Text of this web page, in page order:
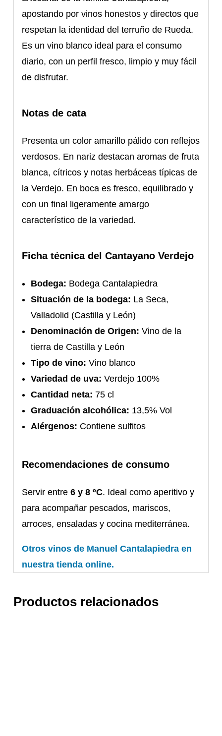
apostando por vinos honestos y directos que
respetan la identidad del terruño de Rueda.
Es un vino blanco ideal para el consumo
diario, con un perfil fresco, limpio y muy fácil
de disfrutar.
Notas de cata
Presenta un color amarillo pálido con reflejos
verdosos. En nariz destacan aromas de fruta
blanca, cítricos y notas herbáceas típicas de
la Verdejo. En boca es fresco, equilibrado y
con un final ligeramente amargo
característico de la variedad.
Ficha técnica del Cantayano Verdejo
Bodega: Bodega Cantalapiedra
Situación de la bodega: La Seca,
Valladolid (Castilla y León)
Denominación de Origen: Vino de la
tierra de Castilla y León
Tipo de vino: Vino blanco
Variedad de uva: Verdejo 100%
Cantidad neta: 75 cl
Graduación alcohólica: 13,5% Vol
Alérgenos: Contiene sulfitos
Recomendaciones de consumo
Servir entre6 y 8 ºC. Ideal como aperitivo y
para acompañar pescados, mariscos,
arroces, ensaladas y cocina mediterránea.
Otros vinos de Manuel Cantalapiedra en
nuestra tienda online.
Productos relacionados